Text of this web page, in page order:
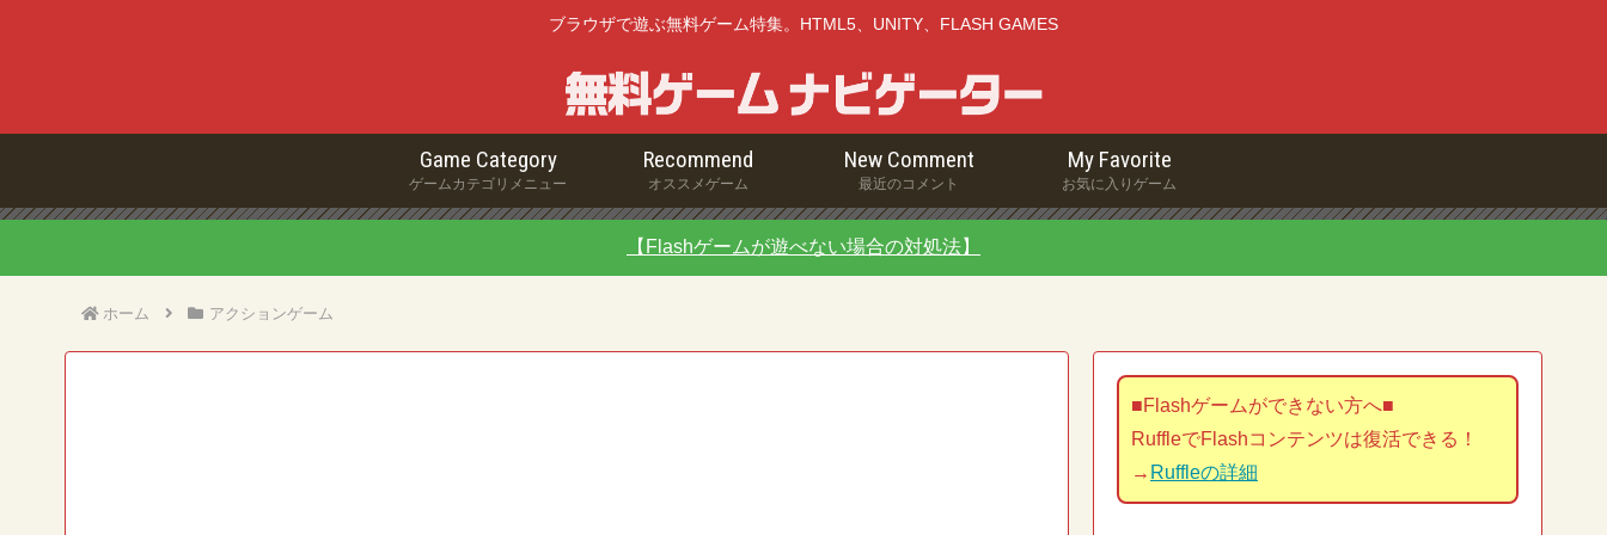
ブラウザで遊ぶ無料ゲーム特集。HTML5、UNITY、FLASH GAMES
Game Category
ゲームカテゴリメニュー
Recommend
オススメゲーム
New Comment
最近のコメント
My Favorite
お気に入りゲーム
【Flashゲームが遊べない場合の対処法】
ホーム アクションゲーム
■Flashゲームができない方へ■
RuffleでFlashコンテンツは復活できる！
→ Ruffleの詳細